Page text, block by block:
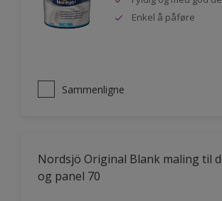
Enkel å påføre
Sammenligne
Nordsjö Original Blank maling til
og panel 70